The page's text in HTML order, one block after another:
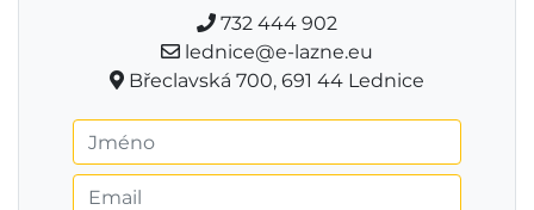
732 444 902
lednice@e-lazne.eu
Břeclavská 700, 691 44 Lednice